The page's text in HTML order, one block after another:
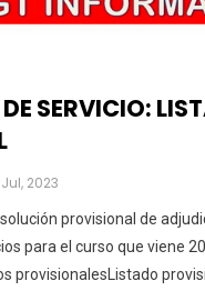
SERVICIO:
Jul, 2023
provisional de
para el curso que viene
provisionalesListado